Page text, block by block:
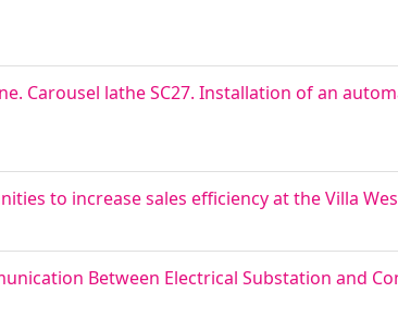
Carousel lathe SC27. Installation of an
to increase sales efficiency at the Villa
Between Electrical Substation and